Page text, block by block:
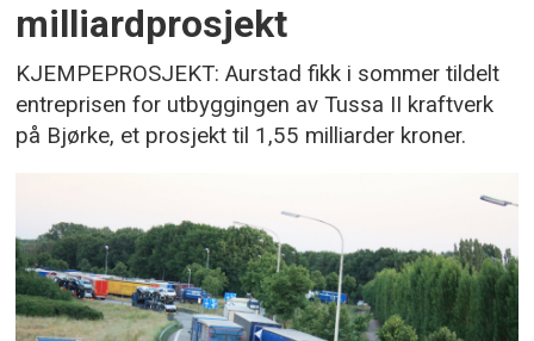
milliardprosjekt
KJEMPEPROSJEKT: Aurstad fikk i sommer tildelt
entreprisen for utbyggingen av Tussa II kraftverk
på Bjørke, et prosjekt til 1,55 milliarder kroner.